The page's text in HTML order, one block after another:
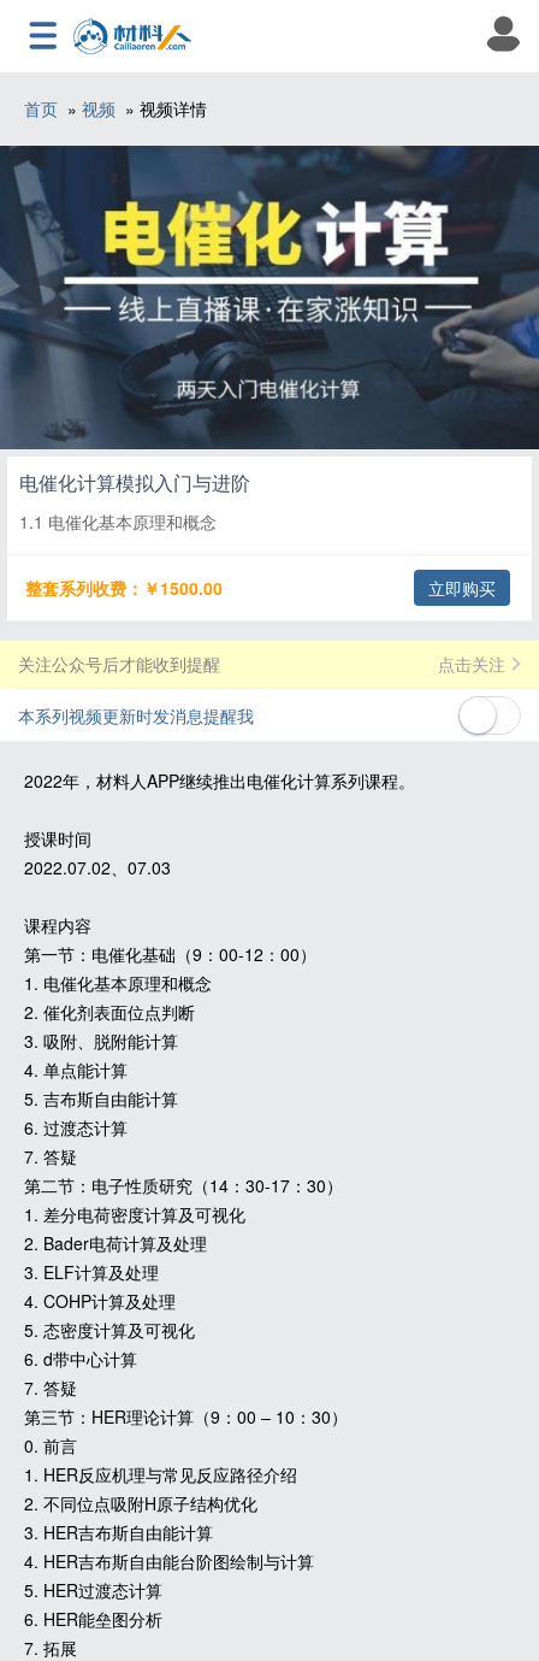
首页 » 视频 » 视频详情
电催化计算模拟入门与进阶
1.1 电催化基本原理和概念
整套系列收费：￥1500.00 立即购买
关注公众号后才能收到提醒 点击关注
本系列视频更新时发消息提醒我
2022年，材料人APP继续推出电催化计算系列课程。
授课时间
2022.07.02、07.03
课程内容
第一节：电催化基础（9：00-12：00）
1. 电催化基本原理和概念
2. 催化剂表面位点判断
3. 吸附、脱附能计算
4. 单点能计算
5. 吉布斯自由能计算
6. 过渡态计算
7. 答疑
第二节：电子性质研究（14：30-17：30）
1. 差分电荷密度计算及可视化
2. Bader电荷计算及处理
3. ELF计算及处理
4. COHP计算及处理
5. 态密度计算及可视化
6. d带中心计算
7. 答疑
第三节：HER理论计算（9：00 – 10：30）
0. 前言
1. HER反应机理与常见反应路径介绍
2. 不同位点吸附H原子结构优化
3. HER吉布斯自由能计算
4. HER吉布斯自由能台阶图绘制与计算
5. HER过渡态计算
6. HER能垒图分析
7. 拓展